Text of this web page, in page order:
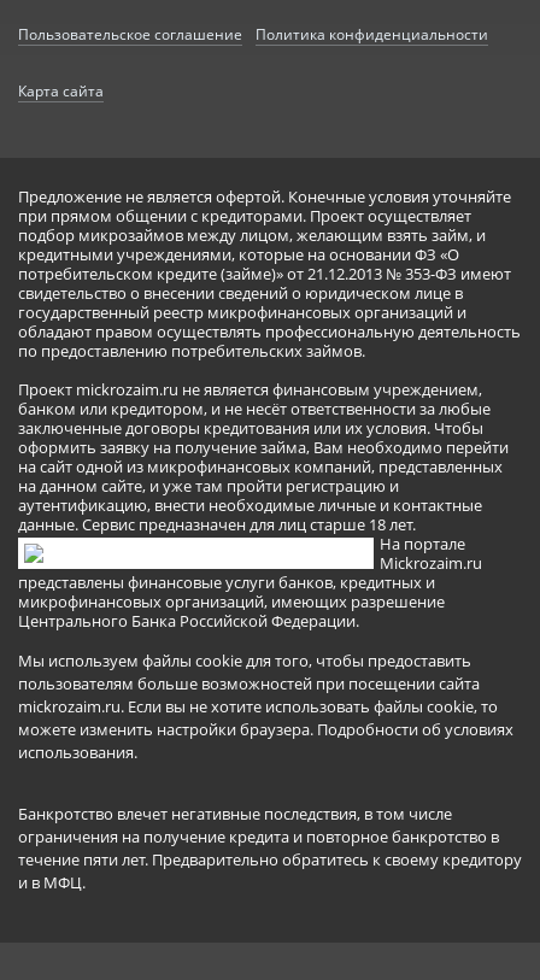
Пользовательское соглашение Политика конфиденциальности
Карта сайта
Предложение не является офертой. Конечные условия уточняйте
при прямом общении с кредиторами. Проект осуществляет
подбор микрозаймов между лицом, желающим взять займ, и
кредитными учреждениями, которые на основании ФЗ «О
потребительском кредите (займе)» от 21.12.2013 № 353-ФЗ имеют
свидетельство о внесении сведений о юридическом лице в
государственный реестр микрофинансовых организаций и
обладают правом осуществлять профессиональную деятельность
по предоставлению потребительских займов.
Проект mickrozaim.ru не является финансовым учреждением,
банком или кредитором, и не несёт ответственности за любые
заключенные договоры кредитования или их условия. Чтобы
оформить заявку на получение займа, Вам необходимо перейти
на сайт одной из микрофинансовых компаний, представленных
на данном сайте, и уже там пройти регистрацию и
аутентификацию, внести необходимые личные и контактные
данные. Сервис предназначен для лиц старше 18 лет.
На портале
Mickrozaim.ru
представлены финансовые услуги банков, кредитных и
микрофинансовых организаций, имеющих разрешение
Центрального Банка Российской Федерации.
Мы используем файлы cookie для того, чтобы предоставить
пользователям больше возможностей при посещении сайта
mickrozaim.ru. Если вы не хотите использовать файлы cookie, то
можете изменить настройки браузера. Подробности об условиях
использования.
Банкротство влечет негативные последствия, в том числе
ограничения на получение кредита и повторное банкротство в
течение пяти лет. Предварительно обратитесь к своему кредитору
и в МФЦ.